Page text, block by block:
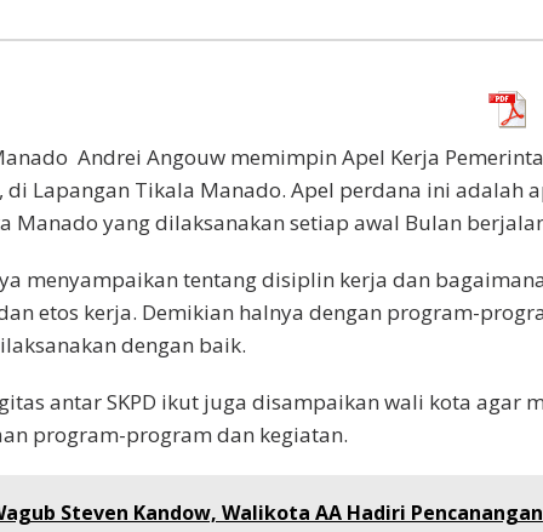
Andrei Angouw memimpin Apel Kerja
di Lapangan Tikala Manado. Apel perdana ini adalah
Manado yang dilaksanakan setiap awal Bulan
menyampaikan tentang disiplin kerja dan bagaimana
etos kerja. Demikian halnya dengan program-
dengan baik.
antar SKPD ikut juga disampaikan wali kota agar
program-program dan kegiatan.
Steven Kandow, Walikota AA Hadiri Pencanangan